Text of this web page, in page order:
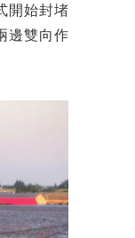
開始封堵
邊雙向作